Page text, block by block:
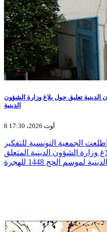
الدينية تعليق حول بلاغ وزارة الشؤون
الدينية
8 أوت 2026، 17:30
الجمعية التونسية للتفكير
وزارة الشؤون الدينية المتعلق